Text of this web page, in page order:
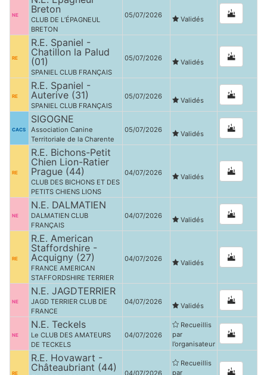
NE
Breton
CLUB DE L’ÉPAGNEUL
BRETON
05/07/2026 Validés
RE
R.E. Spaniel -
Chatillon la Palud
(01)
SPANIEL CLUB FRANÇAIS
05/07/2026 Validés
RE
R.E. Spaniel -
Auterive (31)
SPANIEL CLUB FRANÇAIS
05/07/2026 Validés
CACS
SIGOGNE
Association Canine
Territoriale de la Charente
05/07/2026 Validés
RE
R.E. Bichons-Petit
Chien Lion-Ratier
Prague (44)
CLUB DES BICHONS ET DES
PETITS CHIENS LIONS
04/07/2026 Validés
NE
N.E. DALMATIEN
DALMATIEN CLUB
FRANÇAIS
04/07/2026 Validés
RE
R.E. American
Staffordshire -
Acquigny (27)
FRANCE AMERICAN
STAFFORDSHIRE TERRIER
04/07/2026 Validés
NE
N.E. JAGDTERRIER
JAGD TERRIER CLUB DE
FRANCE
04/07/2026 Validés
NE
N.E. Teckels
Le CLUB DES AMATEURS
DE TECKELS
04/07/2026
Recueillis
par
l’organisateur
RE
R.E. Hovawart -
Châteaubriant (44)
04/07/2026
Recueillis
par